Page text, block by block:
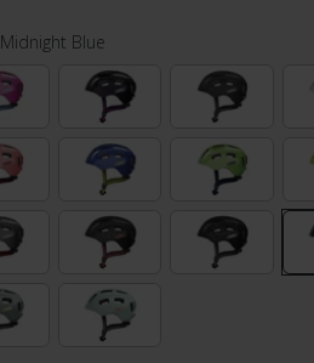
Midnight Blue